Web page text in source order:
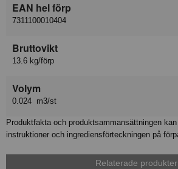
EAN hel förp
7311100010404
Bruttovikt
13.6 kg/förp
Volym
0.024 m3/st
Produktfakta och produktsammansättningen
instruktioner och ingrediensförteckningen på
Relaterade produkter